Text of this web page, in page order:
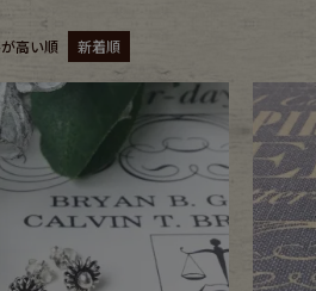
レディース商品カテゴリ
高い順 新着順